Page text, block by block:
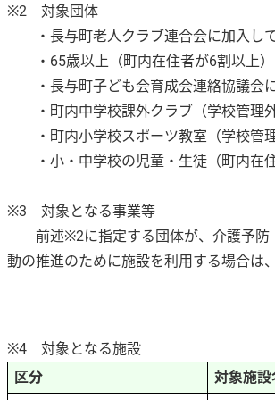
※2 対象団体
・長与町老人クラブ連合会に加入し
・65歳以上（町内在住者が6割以上）
・長与町子ども会育成会連絡協議会
・町内中学校課外クラブ（学校管理外
・町内小学校スポーツ教室（学校管理
・小・中学校の児童・生徒（町内在
※3 対象となる事業等
前述※2に指定する団体が、介護予防
動の推進のために施設を利用する場合は
※4 対象となる施設
区分
対象施設